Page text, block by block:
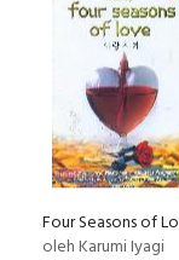
oleh Karumi Iyagi